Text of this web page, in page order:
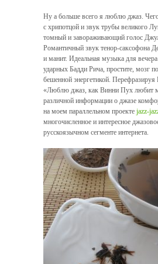
Ну а больше всего я люблю джаз. Чего
с хрипотцой и звук трубы великого
томный и завораживающий голос
Романтичный звук тенор-саксофона
и манит. Идеальная музыка для
ударных Бадди Рича, простите, мозг
бешенной энергетикой. Перефразируя
«Люблю джаз, как Винни Пух любит
различной информации о джазе
на моем параллельном проекте jazz-
многочисленное и интересное
русскоязычном сегменте интернета.